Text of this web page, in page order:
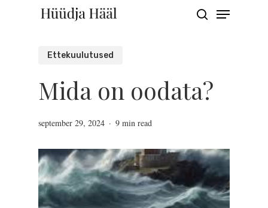
Menu
Ettekuulutused
Mida on oodata?
september 29, 2024 9 min read